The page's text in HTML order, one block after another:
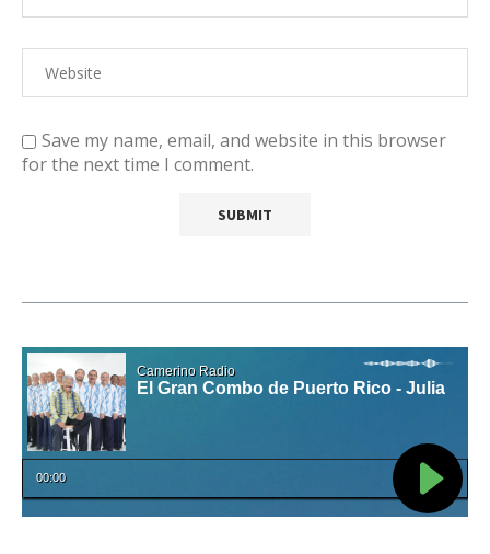
Save my name, email, and website in this browser
for the next time I comment.